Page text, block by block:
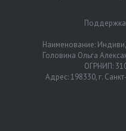
Наименование:
Головина Ольга
ОГРНИП:
Адрес: 198330, г.